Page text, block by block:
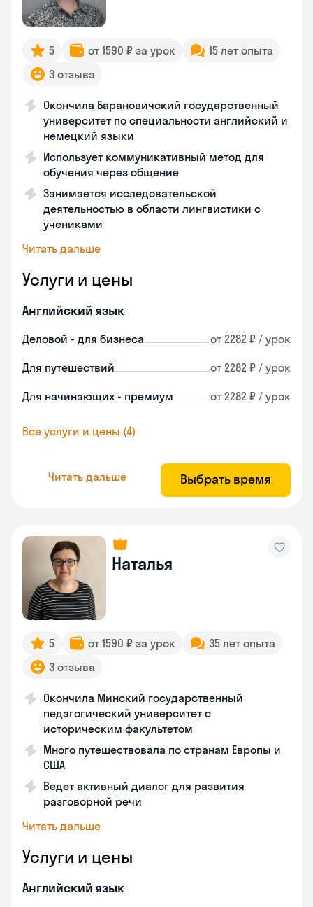
5 от 1590 ₽ за урок
15 лет опыта
3 отзыва
Окончила Барановичский государственный
университет по специальности английский и
немецкий языки
Использует коммуникативный метод для
обучения через общение
Занимается исследовательской
деятельностью в области лингвистики с
учениками
Читать дальше
Услуги и цены
Английский язык
Деловой - для бизнеса от 2282 ₽ / урок
Для путешествий от 2282 ₽ / урок
Для начинающих - премиум от 2282 ₽ / урок
Все услуги и цены (4)
Читать дальше Выбрать время
Наталья
5 от 1590 ₽ за урок
35 лет опыта
3 отзыва
Окончила Минский государственный
педагогический университет с
историческим факультетом
Много путешествовала по странам Европы и
США
Ведет активный диалог для развития
разговорной речи
Читать дальше
Услуги и цены
Английский язык